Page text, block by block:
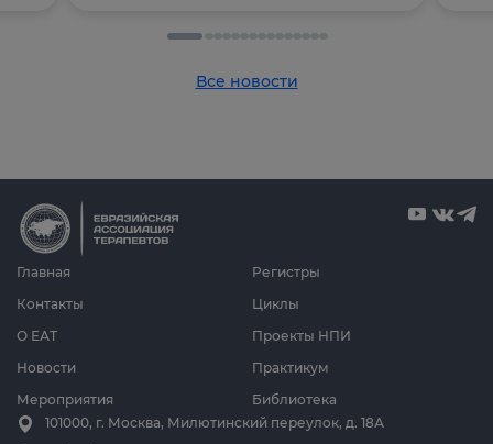
Все новости
Главная
О ЕАТ
Новости
Мероприятия
Циклы
Проекты НПИ
Практикум
Библиотека
Регистры
Контакты
101000, г. Москва, Милютинский переулок, д. 18А